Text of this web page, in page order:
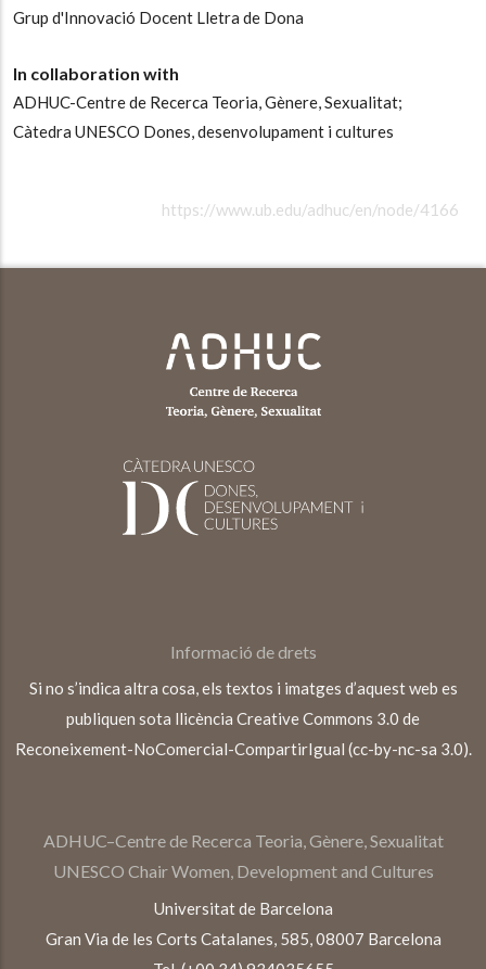
Grup d'Innovació Docent Lletra de Dona
In collaboration with
ADHUC-Centre de Recerca Teoria, Gènere, Sexualitat;
Càtedra UNESCO Dones, desenvolupament i cultures
https://www.ub.edu/adhuc/en/node/4166
Informació de drets
Si no s’indica altra cosa, els textos i imatges d’aquest web es
publiquen sota llicència Creative Commons 3.0 de
Reconeixement-NoComercial-CompartirIgual (cc-by-nc-sa 3.0).
ADHUC–Centre de Recerca Teoria, Gènere, Sexualitat
UNESCO Chair Women, Development and Cultures
Universitat de Barcelona
Gran Via de les Corts Catalanes, 585, 08007 Barcelona